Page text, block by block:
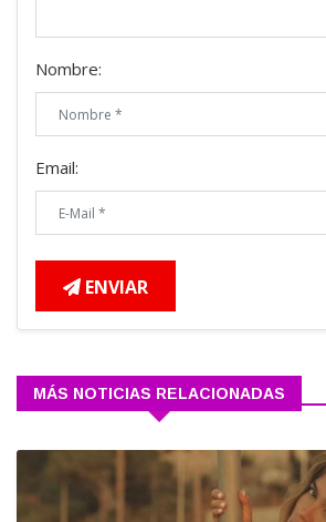
Nombre:
Email:
ENVIAR
MÁS NOTICIAS RELACIONADAS